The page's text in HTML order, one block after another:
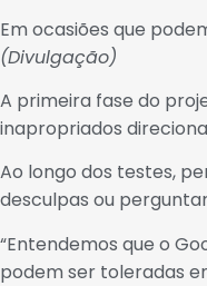
Em ocasiões que
(Divulgação)
A primeira fase do
inapropriados
Ao longo dos testes,
desculpas ou
“Entendemos que o
podem ser toleradas